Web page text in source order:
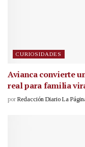
CURIOSIDADES
Avianca convierte
real para familia
por Redacción Diario La